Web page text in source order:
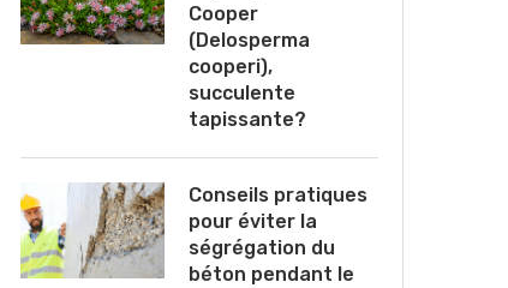
Cooper
(Delosperma
cooperi),
succulente
tapissante?
Conseils pratiques
pour éviter la
ségrégation du
béton pendant le